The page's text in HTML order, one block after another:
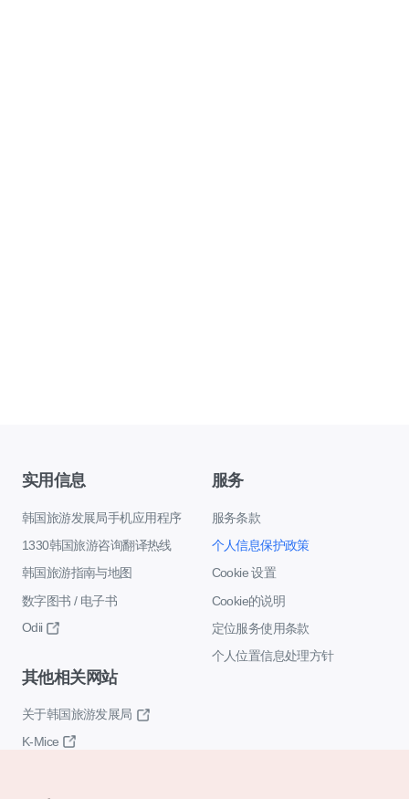
实用信息
韩国旅游发展局手机应用程序
1330韩国旅游咨询翻译热线
韩国旅游指南与地图
数字图书 / 电子书
Odii
服务
服务条款
个人信息保护政策
Cookie 设置
Cookie的说明
定位服务使用条款
个人位置信息处理方针
其他相关网站
关于韩国旅游发展局
K-Mice